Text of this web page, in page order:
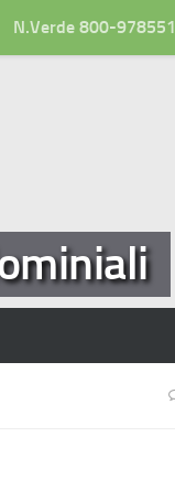
N.Verde 800-978551